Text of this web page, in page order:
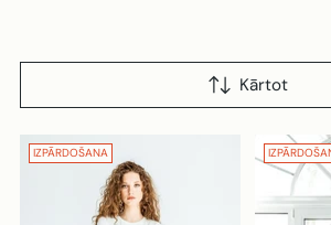
Kārtot
IZPĀRDOŠANA